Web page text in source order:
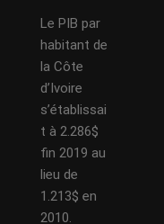
Le PIB par
habitant de
la Côte
d’Ivoire
s’établissai
t à 2.286$
fin 2019 au
lieu de
1.213$ en
2010.